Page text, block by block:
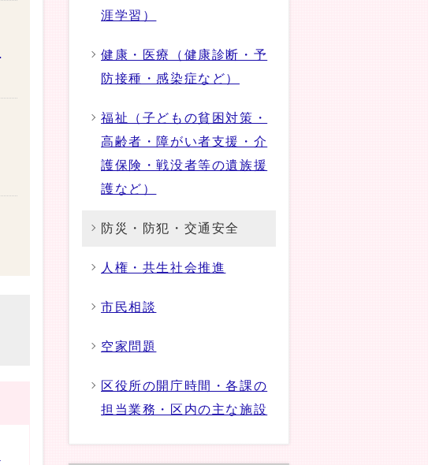
涯学習）
健康・医療（健康診断・予
防接種・感染症など）
福祉（子どもの貧困対策・
高齢者・障がい者支援・介
護保険・戦没者等の遺族援
護など）
防災・防犯・交通安全
人権・共生社会推進
市民相談
空家問題
区役所の開庁時間・各課の
担当業務・区内の主な施設